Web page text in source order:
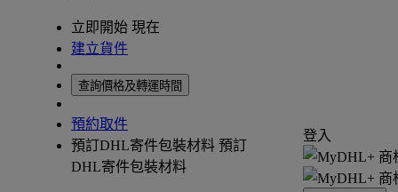
立即開始 現在
建立貨件
查詢價格及轉運時間
預約取件
預訂DHL寄件包裝材料 預訂
DHL寄件包裝材料
登入